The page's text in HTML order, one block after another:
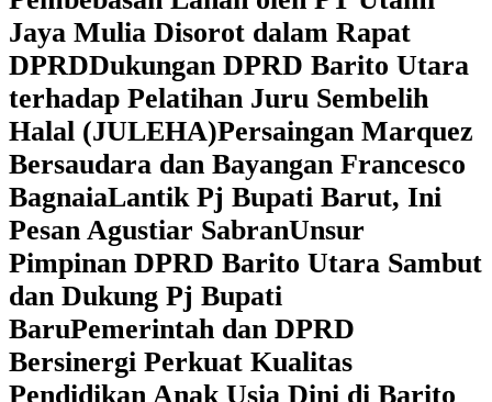
Jaya Mulia Disorot dalam Rapat
DPRDDukungan DPRD Barito Utara
terhadap Pelatihan Juru Sembelih
Halal (JULEHA)Persaingan Marquez
Bersaudara dan Bayangan Francesco
BagnaiaLantik Pj Bupati Barut, Ini
Pesan Agustiar SabranUnsur
Pimpinan DPRD Barito Utara Sambut
dan Dukung Pj Bupati
BaruPemerintah dan DPRD
Bersinergi Perkuat Kualitas
Pendidikan Anak Usia Dini di Barito